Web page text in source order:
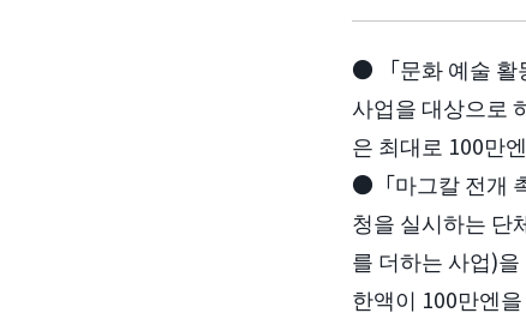
● 「문화 예술 활
사업을 대상으로
은 최대로 100만
●「마그칼 전개
청을 실시하는 단
를 더하는 사업)
한액이 100만엔